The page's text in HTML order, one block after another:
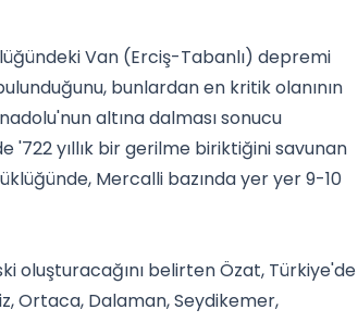
Van (Erciş-Tabanlı) depremi
bunlardan en kritik olanının
altına dalması sonucu
'722 yıllık bir gerilme biriktiğini savunan
Mercalli bazında yer yer 9-10
oluşturacağını belirten Özat, Türkiye'de
Ortaca, Dalaman, Seydikemer,